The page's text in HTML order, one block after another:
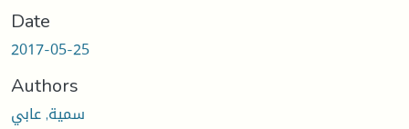
Date
2017-05-25
Authors
سمية, عابي